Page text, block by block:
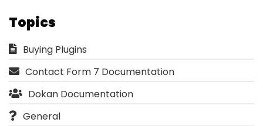
Topics
Buying Plugins
Contact Form 7 Documentation
Dokan Documentation
General